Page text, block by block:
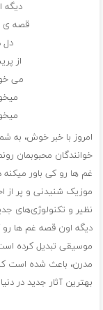
دیگه
قصه ی
دل
از
می
امروز با خبر خوش، به
خوانندگان محبوبمان
غم ها رو کی باور میکنه
موزیک شنیدنی و پر
نظیر و تکنولوژی‌های
دیگه اون قصه غم ها رو
موسیقی تبدیل کرده
مدرن، باعث شده است
بهترین آثار جدید در